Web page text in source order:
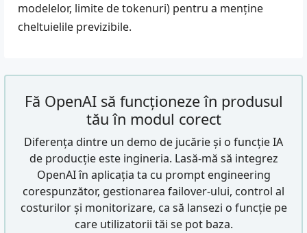
modelelor, limite de tokenuri) pentru a menține
cheltuielile previzibile.
Fă OpenAI să funcționeze în produsul
tău în modul corect
Diferența dintre un demo de jucărie și o funcție IA
de producție este ingineria. Lasă-mă să integrez
OpenAI în aplicația ta cu prompt engineering
corespunzător, gestionarea failover-ului, control al
costurilor și monitorizare, ca să lansezi o funcție pe
care utilizatorii tăi se pot baza.